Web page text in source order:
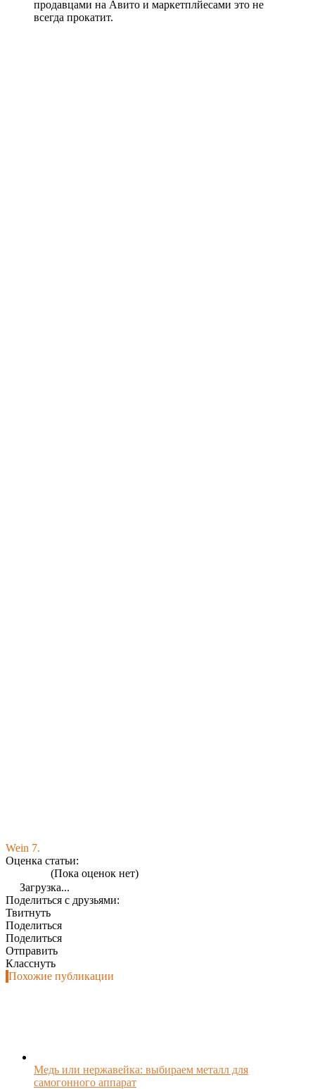
продавцами на Авито и маркетплйесами это не
всегда прокатит.
Wein 7.
Оценка статьи:
(Пока оценок нет)
Загрузка...
Поделиться с друзьями:
Твитнуть
Поделиться
Поделиться
Отправить
Класснуть
Похожие публикации
Медь или нержавейка: выбираем металл для
самогонного аппарат